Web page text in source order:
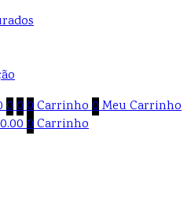
000Carrinho0Meu Carrinho
0.000Carrinho